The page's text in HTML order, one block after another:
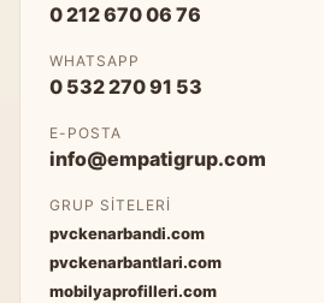
0 212 670 06 76
WHATSAPP
0 532 270 91 53
E-POSTA
info@empatigrup.com
GRUP SITELERI
pvckenarbandi.com
pvckenarbantlari.com
mobilyaprofilleri.com